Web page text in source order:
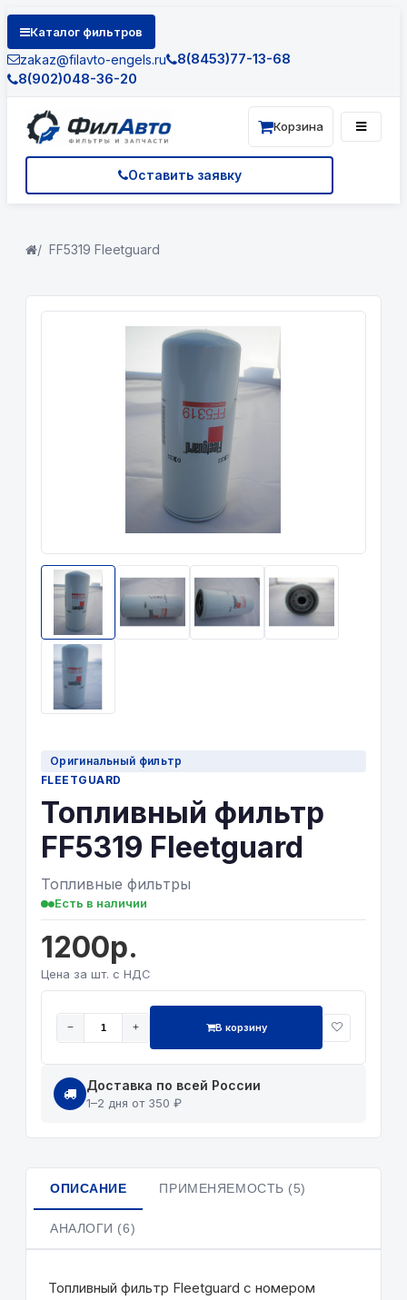
Каталог фильтров
zakaz@filavto-engels.ru
8(8453)77-13-68
8(902)048-36-20
Оставить заявку
Корзина
FF5319 Fleetguard
Оригинальный фильтр
FLEETGUARD
Топливный фильтр
FF5319 Fleetguard
Топливные фильтры
Есть в наличии
1200р.
Цена за шт. с НДС
− + В корзину
Доставка по всей России
1–2 дня от 350 ₽
ОПИСАНИЕ ПРИМЕНЯЕМОСТЬ (5)
АНАЛОГИ (6)
Топливный фильтр Fleetguard с номером